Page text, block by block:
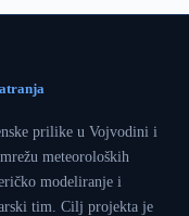
prilike u Vojvodini i
meteoroloških
modeliranje i
tim. Cilj projekta je